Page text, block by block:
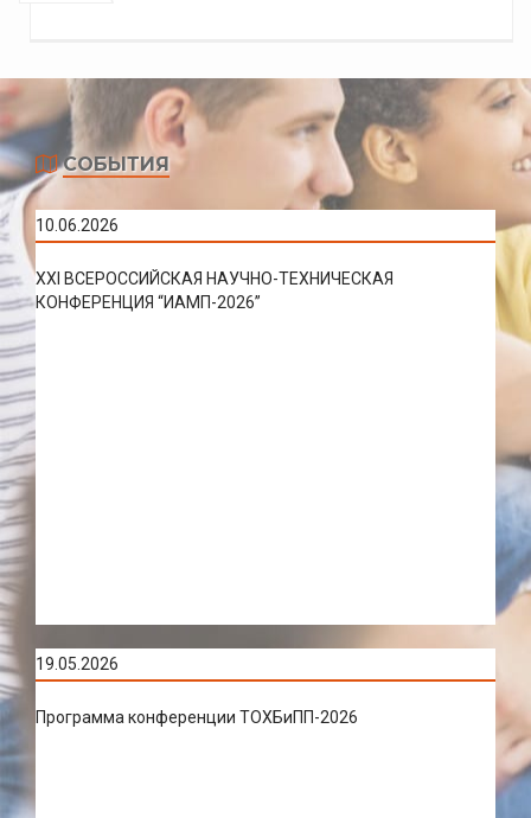
СОБЫТИЯ
10.06.2026
XXI ВСЕРОССИЙСКАЯ НАУЧНО-ТЕХНИЧЕСКАЯ
КОНФЕРЕНЦИЯ “ИАМП-2026”
19.05.2026
Программа конференции ТОХБиПП-2026